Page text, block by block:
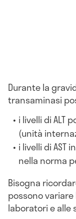
Durante la
transaminasi
i livelli di ALT
(unità
i livelli di AST
nella norma
Bisogna
possono
laboratori e alle